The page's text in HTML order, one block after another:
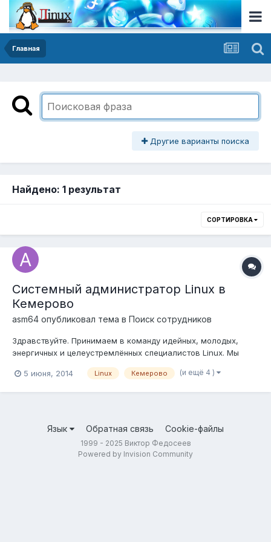
Главная
Другие варианты поиска
Найдено: 1 результат
СОРТИРОВКА
Системный администратор Linux в
Кемерово
asm64 опубликовал тема в Поиск сотрудников
Здравствуйте. Принимаем в команду идейных, молодых,
энергичных и целеустремлённых специалистов Linux. Мы
организаций и частных клиентов в городе Кемерово,
5 июня, 2014 Linux Кемерово (и ещё 4 )
Язык Обратная связь Cookie-файлы
1999 - 2025 Виктор Федосеев
Powered by Invision Community